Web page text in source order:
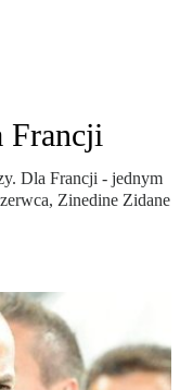
Francji
Dla Francji - jednym
Zinedine Zidane